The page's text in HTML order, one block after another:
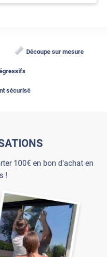
Découpe sur mesure
sécurisé
100€ en bon d'achat en
!